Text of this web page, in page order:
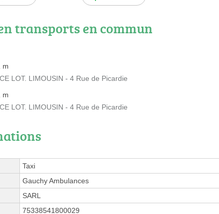
transports en commun
m
LOT. LIMOUSIN - 4 Rue de Picardie
m
LOT. LIMOUSIN - 4 Rue de Picardie
Taxi
Gauchy Ambulances
SARL
75338541800029